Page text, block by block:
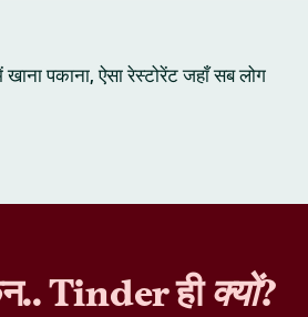
पकाना, ऐसा रेस्टोरेंट जहाँ सब लोग
Tinder हीक्यों?